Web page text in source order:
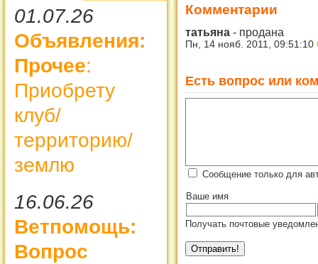
01.07.26
Объявления:
Прочее:
Приобрету
клуб/
территорию/
землю
16.06.26
Ветпомощь:
Вопрос
Комментарии
татьяна - продана
Пн, 14 нояб. 2011, 09:51:10
Есть вопрос или
Сообщение только для
Ваше имя
Получать почтовые